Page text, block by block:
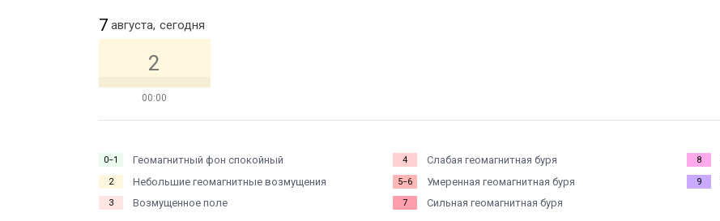
7 августа, сегодня
00:00
2
0−1 Геомагнитный фон спокойный
2 Небольшие геомагнитные возмущения
3 Возмущенное поле
4 Слабая геомагнитная буря
5−6 Умеренная геомагнитная буря
7 Сильная геомагнитная буря
8
9